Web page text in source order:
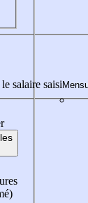
salaire saisi